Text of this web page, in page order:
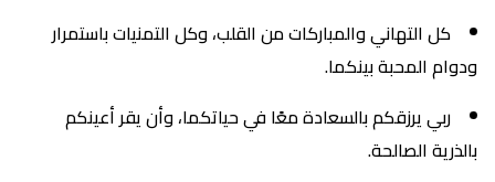
كل التهاني والمباركات من القلب، وكل التمنيات باستمرار
ودوام المحبة بينكما.
ربي يرزقكم بالسعادة معًا في حياتكما، وأن يقر أعينكم
بالذرية الصالحة.